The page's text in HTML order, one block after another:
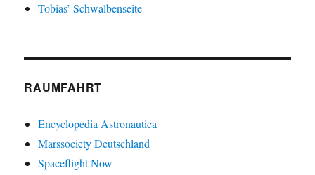
Tobias’ Schwalbenseite
RAUMFAHRT
Encyclopedia Astronautica
Marssociety Deutschland
Spaceflight Now